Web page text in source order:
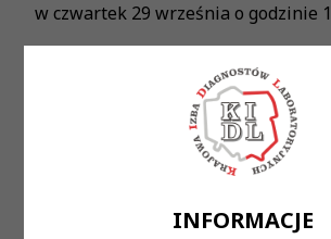
INFORMACJE
w czwartek 29 września o godzinie